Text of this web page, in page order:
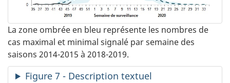
La zone ombrée en bleu représente les nombres de
cas maximal et minimal signalé par semaine des
saisons 2014-2015 à 2018-2019.
Figure 7 - Description textuel